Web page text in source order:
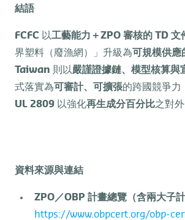
結語
FCFC 以工藝能力＋ZPO 審核的 TD 文
界塑料（廢漁網）」升級為可規模供應
Taiwan 則以嚴謹證據鏈、模型核算與
式落實為可審計、可擴張的跨國競爭力
UL 2809 以強化再生成分百分比之對外
資料來源與連結
ZPO／OBP 計畫總覽（含兩大子計
https://www.obpcert.org/obp-